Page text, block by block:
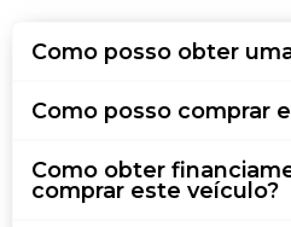
Como posso obter
Como posso comprar
Como obter
comprar este veículo?